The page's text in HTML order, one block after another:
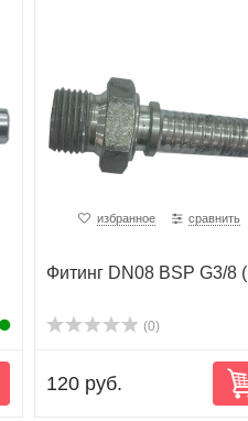
избранное сравнить
Фитинг DN08 BSP G3/8
(0)
120 руб.